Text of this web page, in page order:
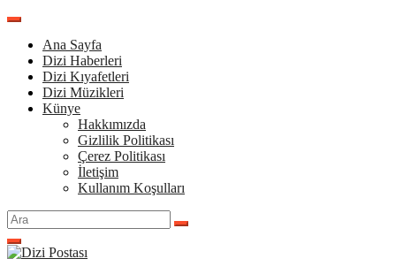
İçeriğe
Ana Sayfa
Dizi Haberleri
Dizi Kıyafetleri
Dizi Müzikleri
Künye
Hakkımızda
Gizlilik Politikası
Çerez Politikası
İletişim
Kullanım Koşulları
Arama
yap: